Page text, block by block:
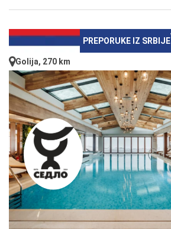
PREPORUKE IZ SRBIJE
Golija, 270 km